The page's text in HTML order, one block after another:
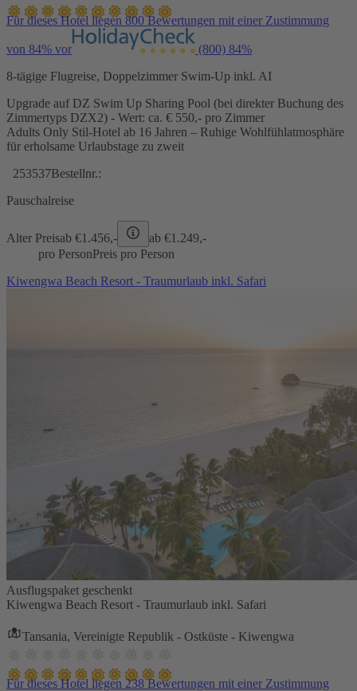
Für dieses Hotel liegen 800 Bewertungen mit einer Zustimmung
von 84% vor (800) 84%
8-tägige Flugreise, Doppelzimmer Swim-Up inkl. AI
Upgrade auf DZ Swim Up Sharing Pool (bei direkter Buchung des
Zimmertyps DZX2) - Wert: ca. € 550,- pro Zimmer
Adults Only Stil-Hotel ab 16 Jahren – Ruhige Wohlfühlatmosphäre
für erholsame Urlaubstage zu zweit
253537Bestellnr.:
Pauschalreise
Alter Preisab €1.456,- ab €1.249,-
pro PersonPreis pro Person
Kiwengwa Beach Resort - Traumurlaub inkl. Safari
Ausflugspaket geschenkt
Kiwengwa Beach Resort - Traumurlaub inkl. Safari
Tansania, Vereinigte Republik - Ostküste - Kiwengwa
Für dieses Hotel liegen 238 Bewertungen mit einer Zustimmung